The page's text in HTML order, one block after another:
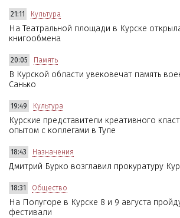
21:11 Культура
На Театральной площади в Курске
книгообмена
20:05 Память
В Курской области увековечат память
Санько
19:49 Культура
Курские представители креативного
опытом с коллегами в Туле
18:43 Назначения
Дмитрий Бурко возглавил прокуратуру
18:31 Общество
На Полугоре в Курске 8 и 9 августа
фестивали